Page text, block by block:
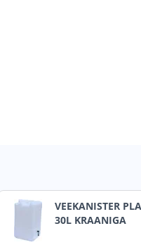
VEEKANISTER
30L KRAANIGA